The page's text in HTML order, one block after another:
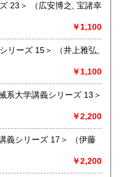
, 宝諸幸
￥1,100
＞ （井上雅弘,
￥1,100
大学講義シリーズ 13＞
￥2,200
リーズ 17＞ （伊藤
￥2,200